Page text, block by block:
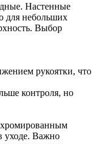
Настенные
для небольших
Выбор
рукоятки, что
контроля, но
уходе. Важно